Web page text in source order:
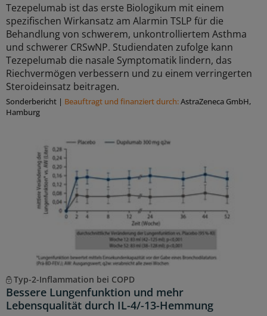
Tezepelumab ist das erste Biologikum mit einem
spezifischen Wirkansatz am Alarmin TSLP für die
Behandlung von schwerem, unkontrolliertem Asthma
und schwerer CRSwNP. Studiendaten zufolge kann
Tezepelumab die nasale Symptomatik lindern, das
Riechvermögen verbessern und zu einem verringerten
Steroideinsatz beitragen.
Sonderbericht | Beauftragt und ﬁnanziert durch:AstraZeneca GmbH,
Hamburg
Typ-2-Inflammation bei COPD
Bessere Lungenfunktion und mehr
Lebensqualität durch IL-4/-13-Hemmung